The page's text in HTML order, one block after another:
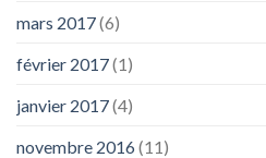
mars 2017(6)
février 2017(1)
janvier 2017(4)
novembre 2016(11)